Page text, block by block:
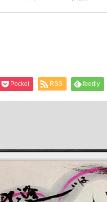
Pocket RSS feedly